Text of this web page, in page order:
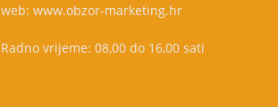
web: www.obzor-marketing.hr
Radno vrijeme: 08,00 do 16,00 sati